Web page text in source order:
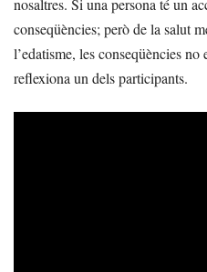
conseqüències; però de la salut
l’edatisme, les conseqüències no
reflexiona un dels participants.